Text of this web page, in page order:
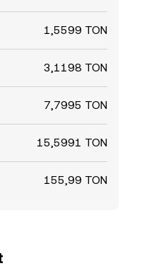
1,5599 TON
3,1198 TON
7,7995 TON
15,5991 TON
155,99 TON